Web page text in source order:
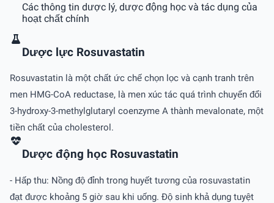
Các thông tin dược lý, dược động học và tác dụng của
hoạt chất chính
Dược lực Rosuvastatin
Rosuvastatin là một chất ức chế chọn lọc và cạnh tranh trên
men HMG-CoA reductase, là men xúc tác quá trình chuyển đổi
3-hydroxy-3-methylglutaryl coenzyme A thành mevalonate, một
tiền chất của cholesterol.
Dược động học Rosuvastatin
- Hấp thu: Nồng độ đỉnh trong huyết tương của rosuvastatin
đạt được khoảng 5 giờ sau khi uống. Ðộ sinh khả dụng tuyệt